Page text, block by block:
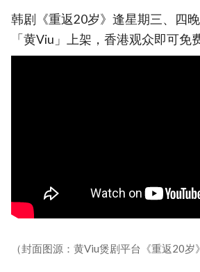
韩剧《重返20岁》逢星期三、四
「黄Viu」上架，香港观众即可免
（封面图源：黄Viu煲剧平台《重返20岁